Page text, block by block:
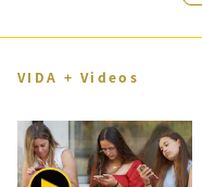
VIDA + Videos